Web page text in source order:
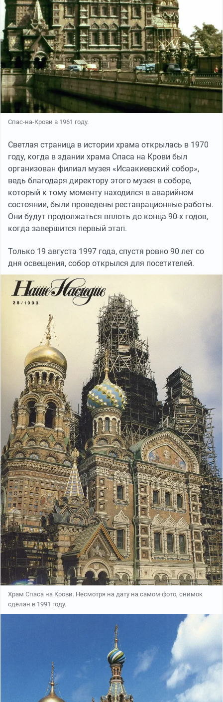
Спас-на-Крови в 1961 году.
Светлая страница в истории храма открылась в 1970
году, когда в здании храма Спаса на Крови был
организован филиал музея «Исаакиевский собор»,
ведь благодаря директору этого музея в соборе,
который к тому моменту находился в аварийном
состоянии, были проведены реставрационные работы.
Они будут продолжаться вплоть до конца 90-х годов,
когда завершится первый этап.
Только 19 августа 1997 года, спустя ровно 90 лет со
дня освещения, собор открылся для посетителей.
Храм Спаса на Крови. Несмотря на дату на самом фото, снимок
сделан в 1991 году.